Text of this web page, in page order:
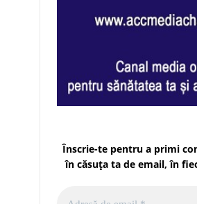
Înscrie-te pentru a primi
în căsuța ta de email, în